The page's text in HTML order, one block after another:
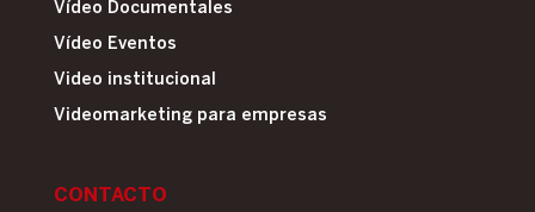
Vídeo Documentales
Vídeo Eventos
Video institucional
Videomarketing para empresas
CONTACTO